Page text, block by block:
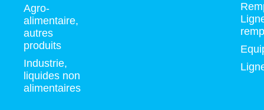
Agro-
alimentaire,
autres
produits
Industrie,
liquides non
alimentaires